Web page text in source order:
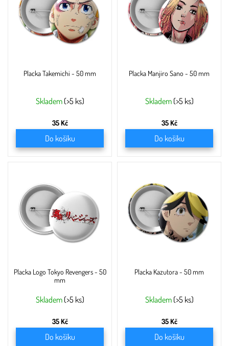
Placka Takemichi - 50 mm
Skladem (>5 ks)
35 Kč
Do košíku
Placka Manjiro Sano - 50 mm
Skladem (>5 ks)
35 Kč
Do košíku
Placka Logo Tokyo Revengers - 50
mm
Skladem (>5 ks)
35 Kč
Do košíku
Placka Kazutora - 50 mm
Skladem (>5 ks)
35 Kč
Do košíku